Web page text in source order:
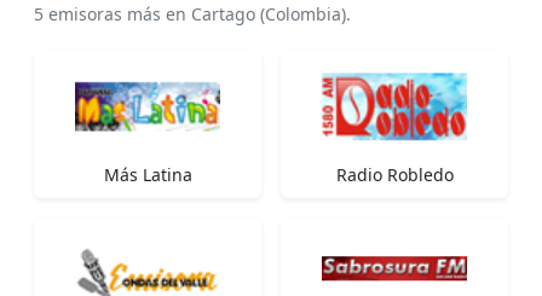
5 emisoras más en Cartago (Colombia).
Más Latina Radio Robledo